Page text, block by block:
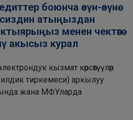
боюнча өзүн-өзүнө
атыңыздан
менен чектөөгө
акысыз курал
кызмат көрсөтүүлөр
тиркемеси) аркылуу
жана МФУларда